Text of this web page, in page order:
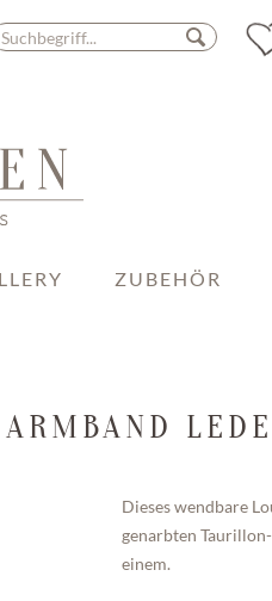
ZUBEHÖR
Dieses wendbare
genarbten
einem.